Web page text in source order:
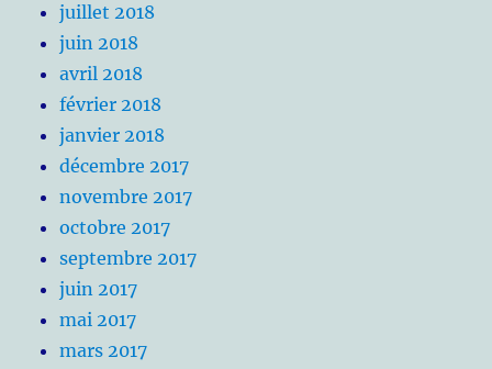
juillet 2018
juin 2018
avril 2018
février 2018
janvier 2018
décembre 2017
novembre 2017
octobre 2017
septembre 2017
juin 2017
mai 2017
mars 2017